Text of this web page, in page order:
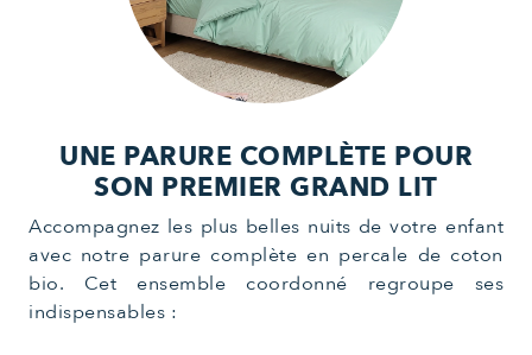
UNE PARURE COMPLÈTE POUR
SON PREMIER GRAND LIT
Accompagnez les plus belles nuits de votre enfant
avec notre parure complète en percale de coton
bio. Cet ensemble coordonné regroupe ses
indispensables :